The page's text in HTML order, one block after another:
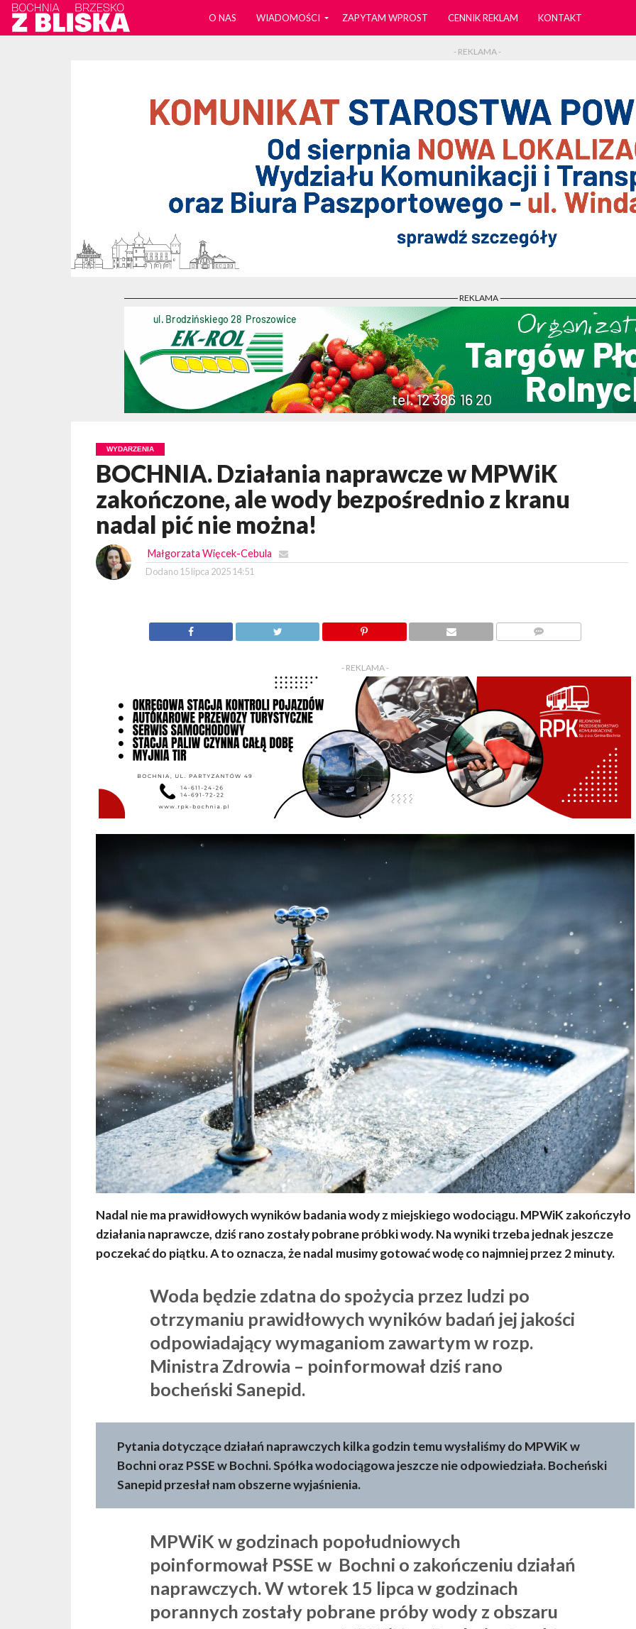
O NAS WIADOMOŚCI ZAPYTAM WPROST CENNIK REKLAM KONTAKT
- REKLAMA -
- REKLAMA -
WYDARZENIA
BOCHNIA. Działania naprawcze w MPWiK
zakończone, ale wody bezpośrednio z kranu
nadal pić nie można!
Małgorzata Więcek-Cebula
Dodano 15 lipca 2025 14:51
- REKLAMA -
Nadal nie ma prawidłowych wyników badania wody z miejskiego wodociągu. MPWiK zakończyło
działania naprawcze, dziś rano zostały pobrane próbki wody. Na wyniki trzeba jednak jeszcze
poczekać do piątku. A to oznacza, że nadal musimy gotować wodę co najmniej przez 2 minuty.
Woda będzie zdatna do spożycia przez ludzi po
otrzymaniu prawidłowych wyników badań jej jakości
odpowiadający wymaganiom zawartym w rozp.
Ministra Zdrowia – poinformował dziś rano
bocheński Sanepid.
Pytania dotyczące działań naprawczych kilka godzin temu wysłaliśmy do MPWiK w
Bochni oraz PSSE w Bochni. Spółka wodociągowa jeszcze nie odpowiedziała. Bocheński
Sanepid przesłał nam obszerne wyjaśnienia.
MPWiK w godzinach popołudniowych
poinformował PSSE w Bochni o zakończeniu działań
naprawczych. W wtorek 15 lipca w godzinach
porannych zostały pobrane próby wody z obszaru